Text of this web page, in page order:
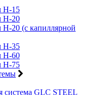
Н-15
Н-20
20 (с капиллярной
Н-35
Н-60
Н-75
система GLC STEEL